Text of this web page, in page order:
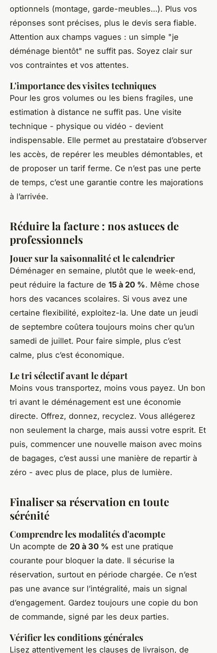
optionnels (montage, garde-meubles…). Plus vos
réponses sont précises, plus le devis sera fiable.
Attention aux champs vagues : un simple "je
déménage bientôt" ne suffit pas. Soyez clair sur
vos contraintes et vos attentes.
L'importance des visites techniques
Pour les gros volumes ou les biens fragiles, une
estimation à distance ne suffit pas. Une visite
technique - physique ou vidéo - devient
indispensable. Elle permet au prestataire d’observer
les accès, de repérer les meubles démontables, et
de proposer un tarif ferme. Ce n’est pas une perte
de temps, c’est une garantie contre les majorations
à l’arrivée.
Réduire la facture : nos astuces de
professionnels
Jouer sur la saisonnalité et le calendrier
Déménager en semaine, plutôt que le week-end,
peut réduire la facture de 15 à 20 %. Même chose
hors des vacances scolaires. Si vous avez une
certaine flexibilité, exploitez-la. Une date un jeudi
de septembre coûtera toujours moins cher qu’un
samedi de juillet. Pour faire simple, plus c’est
calme, plus c’est économique.
Le tri sélectif avant le départ
Moins vous transportez, moins vous payez. Un bon
tri avant le déménagement est une économie
directe. Offrez, donnez, recyclez. Vous allégerez
non seulement la charge, mais aussi votre esprit. Et
puis, commencer une nouvelle maison avec moins
de bagages, c’est aussi une manière de repartir à
zéro - avec plus de place, plus de lumière.
Finaliser sa réservation en toute
sérénité
Comprendre les modalités d'acompte
Un acompte de 20 à 30 % est une pratique
courante pour bloquer la date. Il sécurise la
réservation, surtout en période chargée. Ce n’est
pas une avance sur l’intégralité, mais un signal
d’engagement. Gardez toujours une copie du bon
de commande, signé par les deux parties.
Vérifier les conditions générales
Lisez attentivement les clauses de livraison, de